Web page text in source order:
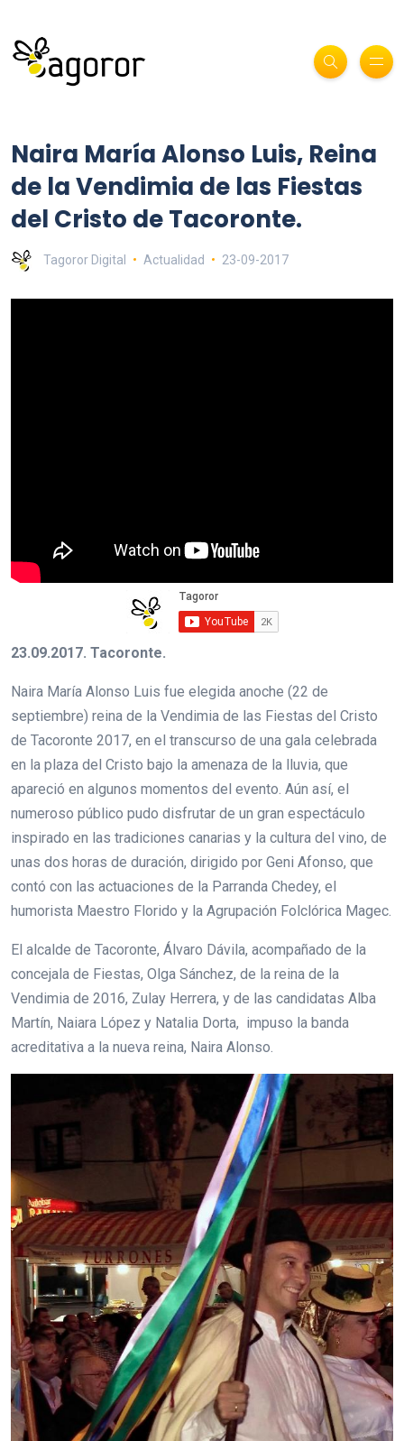
Naira María Alonso Luis, Reina
de la Vendimia de las Fiestas
del Cristo de Tacoronte.
Tagoror Digital Actualidad 23-09-2017
23.09.2017. Tacoronte.
Naira María Alonso Luis fue elegida anoche (22 de
septiembre) reina de la Vendimia de las Fiestas del Cristo
de Tacoronte 2017, en el transcurso de una gala celebrada
en la plaza del Cristo bajo la amenaza de la lluvia, que
apareció en algunos momentos del evento. Aún así, el
numeroso público pudo disfrutar de un gran espectáculo
inspirado en las tradiciones canarias y la cultura del vino, de
unas dos horas de duración, dirigido por Geni Afonso, que
contó con las actuaciones de la Parranda Chedey, el
humorista Maestro Florido y la Agrupación Folclórica Magec.
El alcalde de Tacoronte, Álvaro Dávila, acompañado de la
concejala de Fiestas, Olga Sánchez, de la reina de la
Vendimia de 2016, Zulay Herrera, y de las candidatas Alba
Martín, Naiara López y Natalia Dorta, impuso la banda
acreditativa a la nueva reina, Naira Alonso.